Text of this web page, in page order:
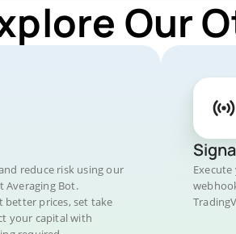
Our
reduce risk using our
Averaging Bot.
prices, set take
your capital with